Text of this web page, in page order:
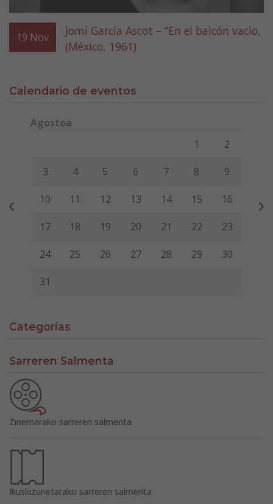
19 Nov
Jomí García Ascot – “En el balcón vacío,
(México, 1961)
Calendario de eventos
Agostoa
Viernes Sábado
1 2
3 4 5 6 7 8 9
10 11 12 13 14 15 16
17 18 19 20 21 22 23
24 25 26 27 28 29 30
31
Categorías
Sarreren Salmenta
Zinemarako sarreren salmenta
Ikuskizunetarako sarreren salmenta